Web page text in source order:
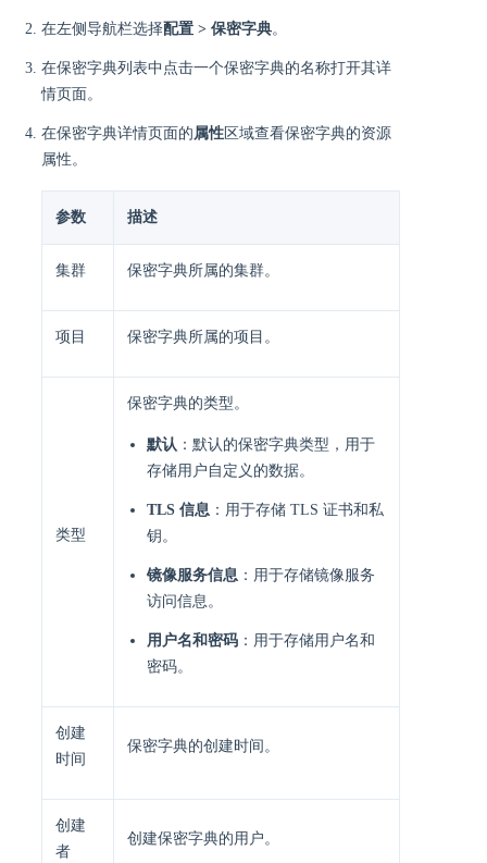
在左侧导航栏选择配置 > 保密字典。
在保密字典列表中点击一个保密字典的名称打开其详
情页面。
在保密字典详情页面的属性 区域查看保密字典的资源
属性。
参数 描述
集群 保密字典所属的集群。
项目 保密字典所属的项目。
类型
保密字典的类型。
默认 ：默认的保密字典类型，用于
存储用户自定义的数据。
TLS 信息 ：用于存储 TLS 证书和私
钥。
镜像服务信息 ：用于存储镜像服务
访问信息。
用户名和密码 ：用于存储用户名和
密码。
创建
时间
保密字典的创建时间。
创建
者
创建保密字典的用户。